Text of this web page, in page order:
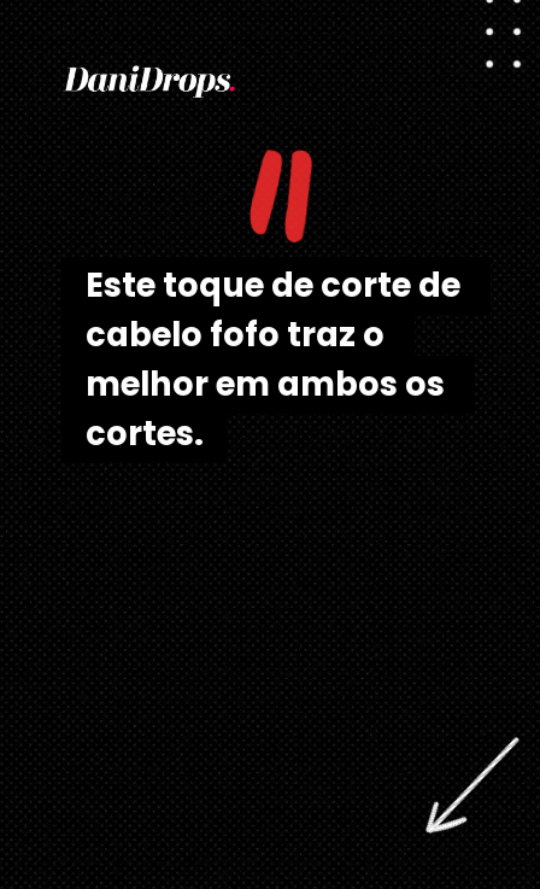
Opening
"
Este toque de corte de
cabelo fofo traz o
melhor em ambos os
cortes.
Este toque de corte de
cabelo fofo traz o
melhor em ambos os
cortes.